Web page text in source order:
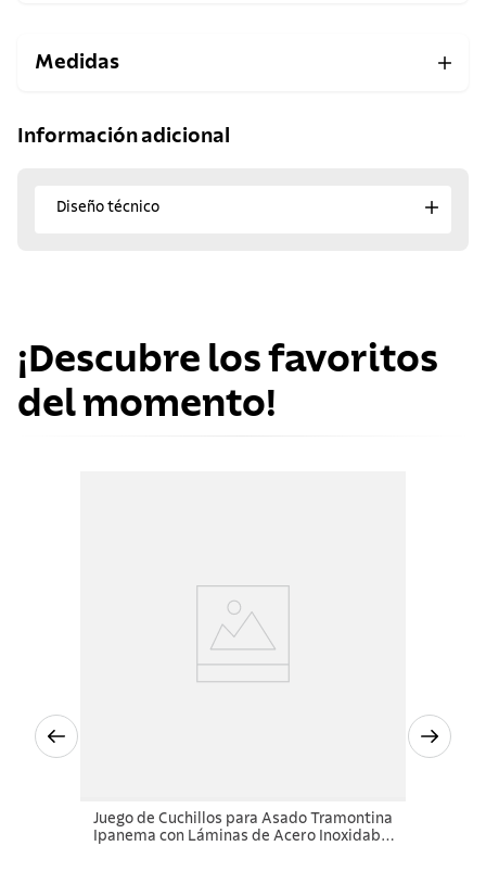
Medidas
Información adicional
Diseño técnico
¡Descubre los favoritos
del momento!
Juego de Cuchillos para Asado Tramontina
Ipanema con Láminas de Acero Inoxidable